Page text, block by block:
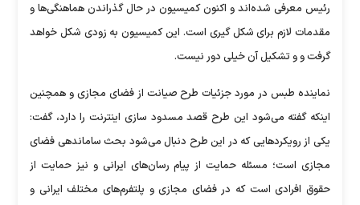
رئیس معرفی شده‌اند و اکنون کمیسیون در حال گذراندن هماهنگی‌ها و
مقدمات لازم برای شکل گیری است. این کمیسیون به زودی شکل خواهد
گرفت و و تشکیل آن خیلی دور نیست.
نماینده طبس در مورد جزئیات طرح صیانت از فضای مجازی و همچنین
اینکه گفته می‌شود این طرح قصد مسدود سازی اینترنت را دارد، گفت:
یکی از رویکردهایی که در این طرح دنبال می‌شود بحث ساماندهی فضای
مجازی است؛ مسئله حمایت از پیام رسان‌های ایرانی و نیز حمایت از
حقوق افرادی است که در فضای مجازی و پلتفرم‌های مختلف ایرانی و